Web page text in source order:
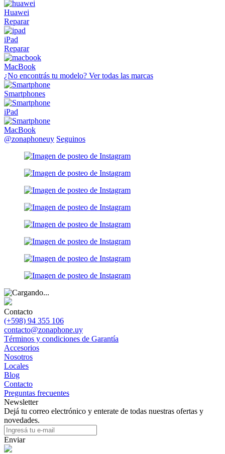
Huawei
Reparar
iPad
Reparar
MacBook
¿No encontrás tu modelo? Ver todas las marcas
Smartphones
iPad
MacBook
@zonaphoneuy Seguinos
Contacto
(+598) 94 355 106
contacto@zonaphone.uy
Términos y condiciones de Garantía
Accesorios
Nosotros
Locales
Blog
Contacto
Preguntas frecuentes
Newsletter
Dejá tu correo electrónico y enterate de todas nuestras ofertas y
novedades.
Enviar